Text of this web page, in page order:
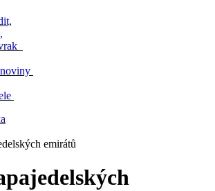
emirátů